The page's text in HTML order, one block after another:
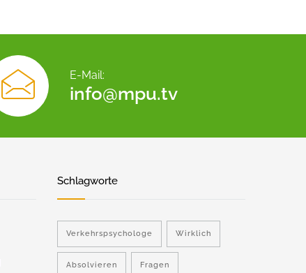
E-Mail:
info@mpu.tv
Schlagworte
Verkehrspsychologe Wirklich
Absolvieren Fragen